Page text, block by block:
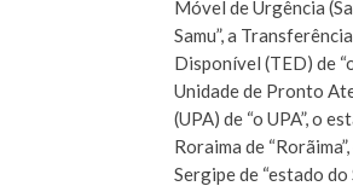
Móvel de Urgência
Samu”, a
Disponível (TED) de
Unidade de Pronto
(UPA) de “o UPA”, o
Roraima de
Sergipe de “estado do